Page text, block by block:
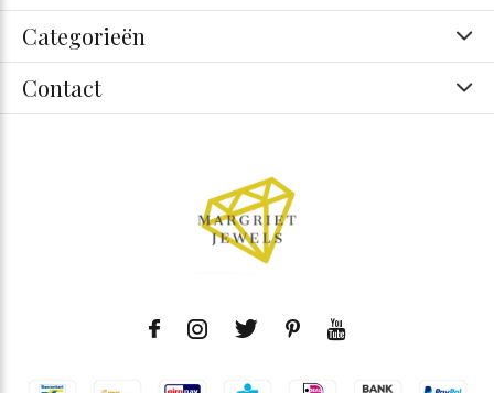
Categorieën
Contact